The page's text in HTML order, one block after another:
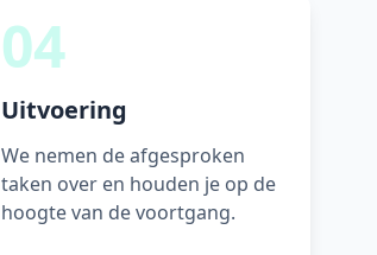
04
Uitvoering
We nemen de afgesproken
taken over en houden je op de
hoogte van de voortgang.